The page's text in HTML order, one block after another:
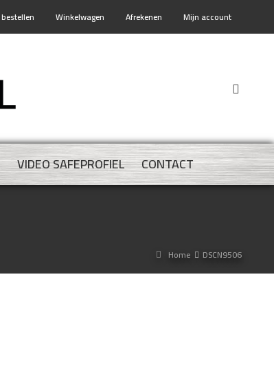
Winkelwagen Afrekenen Mijn account
VIDEO SAFEPROFIEL CONTACT
Home DSCN9506